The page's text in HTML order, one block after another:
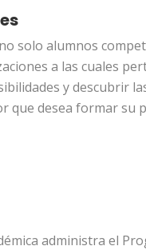
solo alumnos
a las cuales
y descubrir
que desea formar su
administra el